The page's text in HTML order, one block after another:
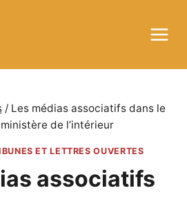
/ Les médias associatifs dans le
de l’intérieur
ET LETTRES OUVERTES
associatifs